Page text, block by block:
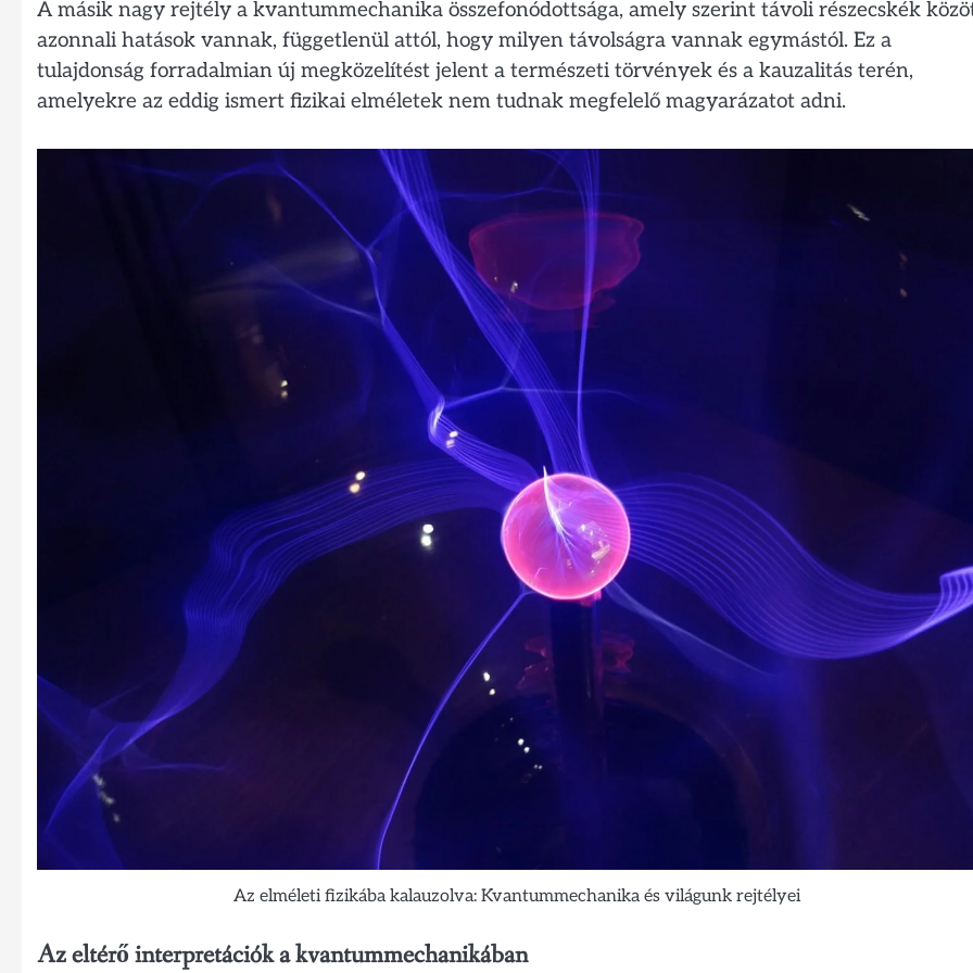
A másik nagy rejtély a kvantummechanika összefonódottsága, amely szerint távoli részecskék
azonnali hatások vannak, függetlenül attól, hogy milyen távolságra vannak egymástól. Ez a
tulajdonság forradalmian új megközelítést jelent a természeti törvények és a kauzalitás terén,
amelyekre az eddig ismert fizikai elméletek nem tudnak megfelelő magyarázatot adni.
Az elméleti fizikába kalauzolva: Kvantummechanika és világunk rejtélyei
Az eltérő interpretációk a kvantummechanikában